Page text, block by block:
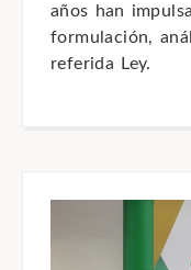
años han
formulación,
referida Ley.